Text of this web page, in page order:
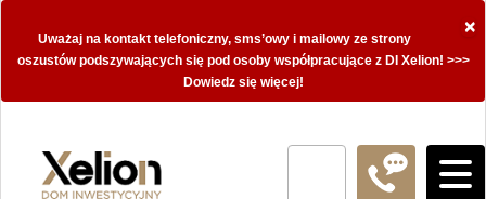
×
Uważaj na kontakt telefoniczny, sms’owy i mailowy ze strony
oszustów podszywających się pod osoby współpracujące z DI Xelion! >>>
Dowiedz się więcej!